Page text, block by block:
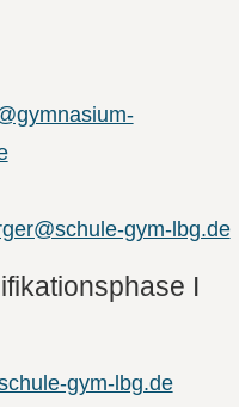
gym-lbg.de
I
gym-lbg.de